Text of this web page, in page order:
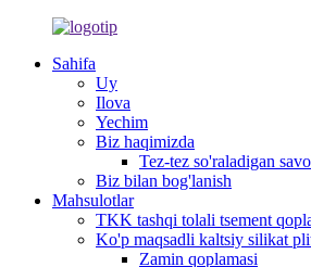
Sahifa
Uy
Ilova
Yechim
Biz haqimizda
Tez-tez so'raladigan
Biz bilan bog'lanish
Mahsulotlar
TKK tashqi tolali tsement
Ko'p maqsadli kaltsiy silikat
Zamin qoplamasi